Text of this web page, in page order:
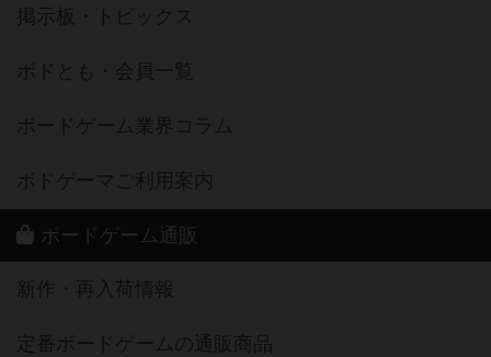
掲示板・トピックス
ボドとも・会員一覧
ボードゲーム業界コラム
ボドゲーマご利用案内
ボードゲーム通販
新作・再入荷情報
定番ボードゲームの通販商品